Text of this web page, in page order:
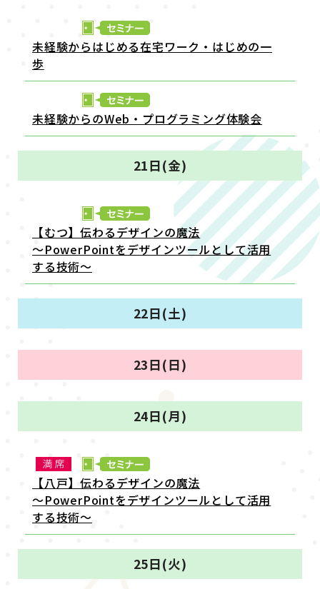
未経験からはじめる在宅ワーク・はじめの一
歩
未経験からのWeb・プログラミング体験会
21日(金)
【むつ】伝わるデザインの魔法
～PowerPointをデザインツールとして活用
する技術～
22日(土)
23日(日)
24日(月)
【八戸】伝わるデザインの魔法
～PowerPointをデザインツールとして活用
する技術～
25日(火)